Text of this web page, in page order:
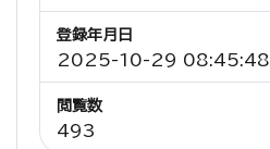
登録年月日
2025-10-29 08:45:48
閲覧数
493